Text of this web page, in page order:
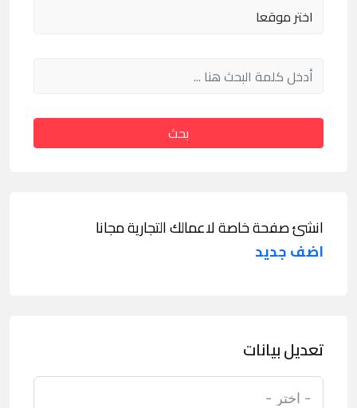
بحث
انشئ صفحة خاصة لاعمالك التجارية مجانا
اضف جديد
تعديل بيانات